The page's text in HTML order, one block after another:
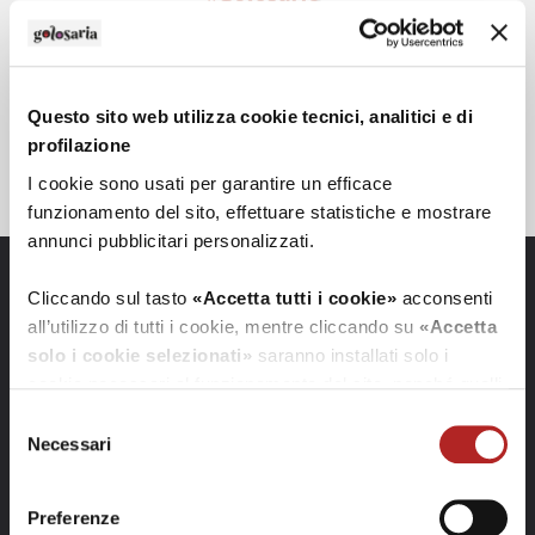
Questo sito web utilizza cookie tecnici, analitici e di
profilazione
I cookie sono usati per garantire un efficace
funzionamento del sito, effettuare statistiche e mostrare
annunci pubblicitari personalizzati.
Cliccando sul tasto «Accetta tutti i cookie» acconsenti
all’utilizzo di tutti i cookie, mentre cliccando su «Accetta
solo i cookie selezionati» saranno installati solo i
su“Rifiuta i cookie”
, verranno installati solo i cookie
Cliccando su
puoi vedere nel dettaglio
delNecessari
Preferenze